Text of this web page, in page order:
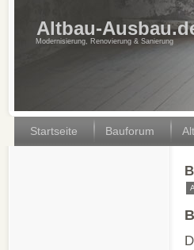
Altbau-
Modernisierung, Renovierung & Sanierung
Startseite Bauforum
A